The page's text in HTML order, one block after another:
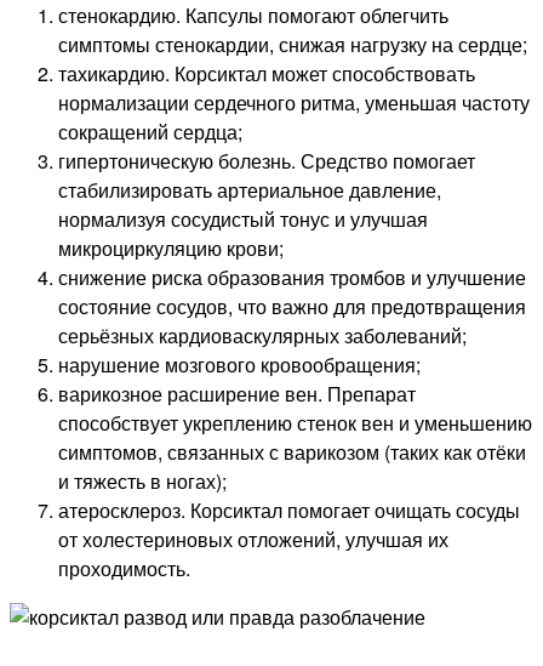
стенокардию. Капсулы помогают облегчить
симптомы стенокардии, снижая нагрузку на сердце;
тахикардию. Корсиктал может способствовать
нормализации сердечного ритма, уменьшая частоту
сокращений сердца;
гипертоническую болезнь. Средство помогает
стабилизировать артериальное давление,
нормализуя сосудистый тонус и улучшая
микроциркуляцию крови;
снижение риска образования тромбов и улучшение
состояние сосудов, что важно для предотвращения
серьёзных кардиоваскулярных заболеваний;
нарушение мозгового кровообращения;
варикозное расширение вен. Препарат
способствует укреплению стенок вен и уменьшению
симптомов, связанных с варикозом (таких как отёки
и тяжесть в ногах);
атеросклероз. Корсиктал помогает очищать сосуды
от холестериновых отложений, улучшая их
проходимость.